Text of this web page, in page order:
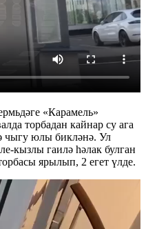
«Карамель»
торбадан кайнар су ага
чыгу юлы бикләнә. Ул
кызлы гаилә һәлак булган
ярылып, 2 егет үлде.